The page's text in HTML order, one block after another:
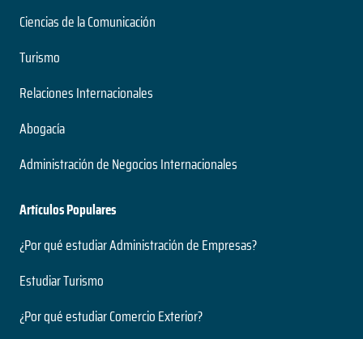
Ciencias de la Comunicación
Turismo
Relaciones Internacionales
Abogacía
Administración de Negocios Internacionales
Artículos Populares
¿Por qué estudiar Administración de Empresas?
Estudiar Turismo
¿Por qué estudiar Comercio Exterior?